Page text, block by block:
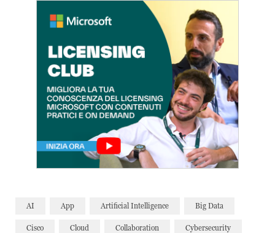
AI App Artificial Intelligence Big Data
Cisco Cloud Collaboration Cybersecurity